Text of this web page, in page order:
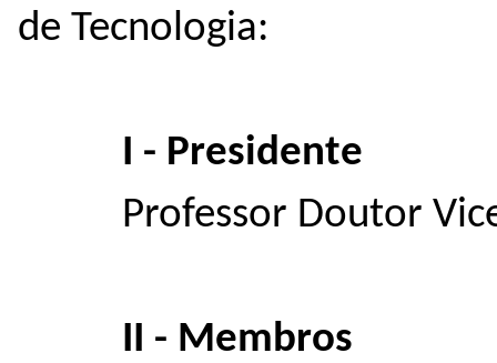
de Tecnologia:
I - Presidente
Professor Doutor
II - Membros